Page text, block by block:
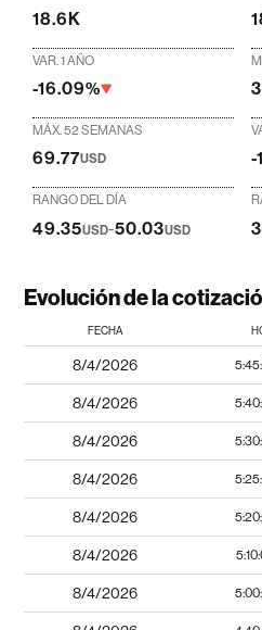
18.6K
VAR. 1 AÑO
-16.09%
MÁX. 52 SEMANAS
69.77USD -
RANGO DEL DÍA
49.35USD-50.03USD
Evolución de la
FECHA
8/4/2026
8/4/2026
8/4/2026
8/4/2026
8/4/2026
8/4/2026
8/4/2026